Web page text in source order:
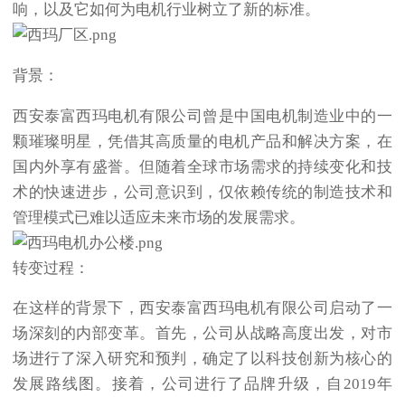
响，以及它如何为电机行业树立了新的标准。
背景：
西安泰富西玛电机有限公司曾是中国电机制造业中的一
颗璀璨明星，凭借其高质量的电机产品和解决方案，在
国内外享有盛誉。但随着全球市场需求的持续变化和技
术的快速进步，公司意识到，仅依赖传统的制造技术和
管理模式已难以适应未来市场的发展需求。
转变过程：
在这样的背景下，西安泰富西玛电机有限公司启动了一
场深刻的内部变革。首先，公司从战略高度出发，对市
场进行了深入研究和预判，确定了以科技创新为核心的
发展路线图。接着，公司进行了品牌升级，自2019年